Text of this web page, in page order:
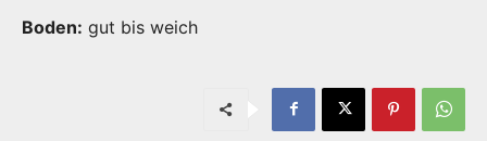
Boden: gut bis weich